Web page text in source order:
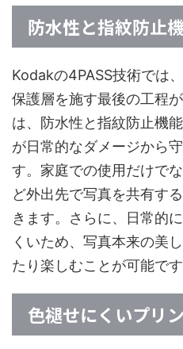
防水性と指紋防止
Kodakの4PASS技術では
保護層を施す最後の工程
は、防水性と指紋防止機
が日常的なダメージから
す。家庭での使用だけで
ど外出先で写真を共有す
きます。さらに、日常的
くいため、写真本来の美
たり楽しむことが可能です
色褪せにくいプリ